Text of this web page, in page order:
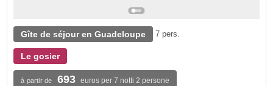
Gîte de séjour en Guadeloupe 7 pers.
Le gosier
à partir de 693 euros per 7 notti 2 persone